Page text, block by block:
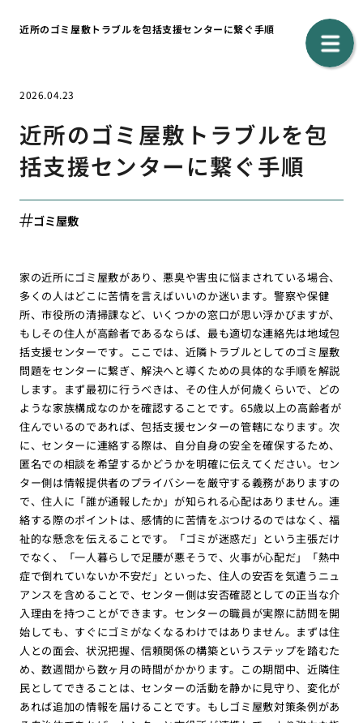
近所のゴミ屋敷トラブルを包括支援センターに繋ぐ手順
2026.04.23
近所のゴミ屋敷トラブルを包
括支援センターに繋ぐ手順
ゴミ屋敷
家の近所にゴミ屋敷があり、悪臭や害虫に悩まされている場合、
多くの人はどこに苦情を言えばいいのか迷います。警察や保健
所、市役所の清掃課など、いくつかの窓口が思い浮かびますが、
もしその住人が高齢者であるならば、最も適切な連絡先は地域包
括支援センターです。ここでは、近隣トラブルとしてのゴミ屋敷
問題をセンターに繋ぎ、解決へと導くための具体的な手順を解説
します。まず最初に行うべきは、その住人が何歳くらいで、どの
ような家族構成なのかを確認することです。65歳以上の高齢者が
住んでいるのであれば、包括支援センターの管轄になります。次
に、センターに連絡する際は、自分自身の安全を確保するため、
匿名での相談を希望するかどうかを明確に伝えてください。セン
ター側は情報提供者のプライバシーを厳守する義務がありますの
で、住人に「誰が通報したか」が知られる心配はありません。連
絡する際のポイントは、感情的に苦情をぶつけるのではなく、福
祉的な懸念を伝えることです。「ゴミが迷惑だ」という主張だけ
でなく、「一人暮らしで足腰が悪そうで、火事が心配だ」「熱中
症で倒れていないか不安だ」といった、住人の安否を気遣うニュ
アンスを含めることで、センター側は安否確認としての正当な介
入理由を持つことができます。センターの職員が実際に訪問を開
始しても、すぐにゴミがなくなるわけではありません。まずは住
人との面会、状況把握、信頼関係の構築というステップを踏むた
め、数週間から数ヶ月の時間がかかります。この期間中、近隣住
民としてできることは、センターの活動を静かに見守り、変化が
あれば追加の情報を届けることです。もしゴミ屋敷対策条例があ